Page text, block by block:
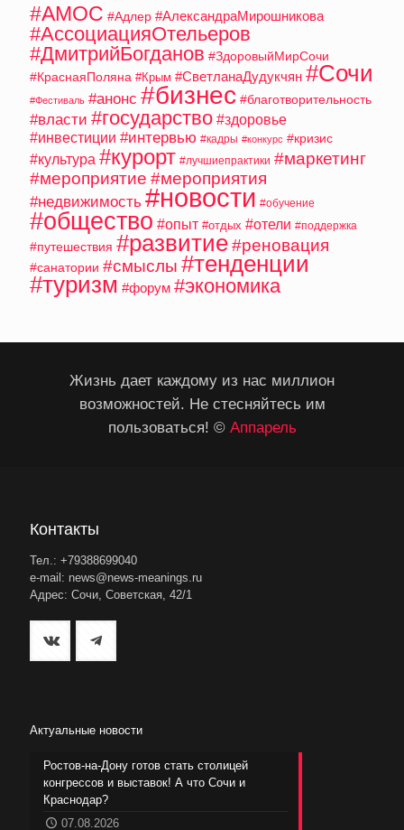
#АМОС #Адлер #АлександраМирошникова
#АссоциацияОтельеров
#ДмитрийБогданов #ЗдоровыйМирСочи
#КраснаяПоляна #Крым #СветланаДудукчян #Сочи
#Фестиваль #анонс #бизнес #благотворительность
#власти #государство #здоровье
#инвестиции #интервью #кадры #конкурс #кризис
#культура #курорт #лучшиепрактики #маркетинг
#мероприятие #мероприятия
#недвижимость #новости #обучение
#общество #опыт #отдых #отели #поддержка
#путешествия #развитие#реновация
#санатории #смыслы #тенденции
#туризм #форум #экономика
Жизнь дает каждому из нас миллион
возможностей. Не стесняйтесь им
пользоваться! © Аппарель
Контакты
Тел.: +79388699040
e-mail: news@news-meanings.ru
Адрес: Сочи, Советская, 42/1
Актуальные новости
Ростов-на-Дону готов стать столицей
конгрессов и выставок! А что Сочи и
Краснодар?
07.08.2026